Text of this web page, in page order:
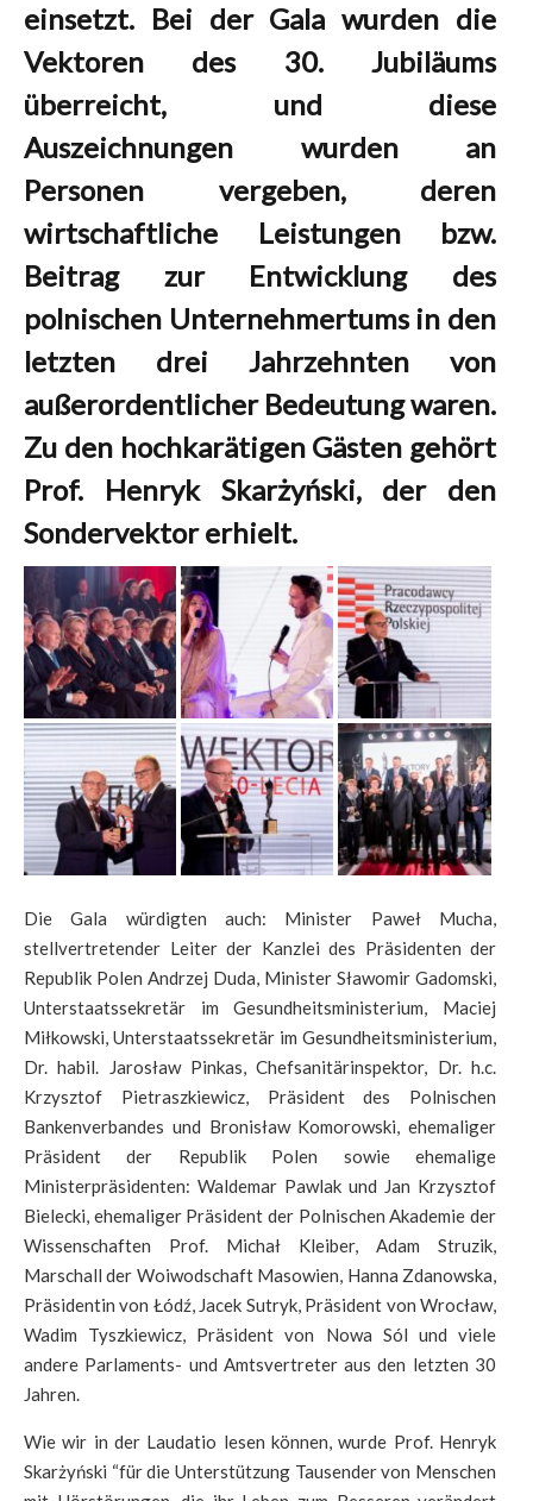
einsetzt. Bei der Gala wurden die
Vektoren des 30. Jubiläums
überreicht, und diese
Auszeichnungen wurden an
Personen vergeben, deren
wirtschaftliche Leistungen bzw.
Beitrag zur Entwicklung des
polnischen Unternehmertums in den
letzten drei Jahrzehnten von
außerordentlicher Bedeutung waren.
Zu den hochkarätigen Gästen gehört
Prof. Henryk Skarżyński, der den
Sondervektor erhielt.
Die Gala würdigten auch: Minister Paweł Mucha,
stellvertretender Leiter der Kanzlei des Präsidenten der
Republik Polen Andrzej Duda, Minister Sławomir Gadomski,
Unterstaatssekretär im Gesundheitsministerium, Maciej
Miłkowski, Unterstaatssekretär im Gesundheitsministerium,
Dr. habil. Jarosław Pinkas, Chefsanitärinspektor, Dr. h.c.
Krzysztof Pietraszkiewicz, Präsident des Polnischen
Bankenverbandes und Bronisław Komorowski, ehemaliger
Präsident der Republik Polen sowie ehemalige
Ministerpräsidenten: Waldemar Pawlak und Jan Krzysztof
Bielecki, ehemaliger Präsident der Polnischen Akademie der
Wissenschaften Prof. Michał Kleiber, Adam Struzik,
Marschall der Woiwodschaft Masowien, Hanna Zdanowska,
Präsidentin von Łódź, Jacek Sutryk, Präsident von Wrocław,
Wadim Tyszkiewicz, Präsident von Nowa Sól und viele
andere Parlaments- und Amtsvertreter aus den letzten 30
Jahren.
Wie wir in der Laudatio lesen können, wurde Prof. Henryk
Skarżyński “für die Unterstützung Tausender von Menschen